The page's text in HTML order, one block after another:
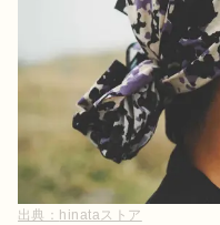
出典： hinataストア